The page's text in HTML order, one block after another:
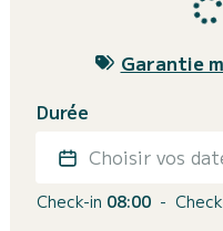
Garantie
Durée
Choisir vos
Check-in 08:00 -